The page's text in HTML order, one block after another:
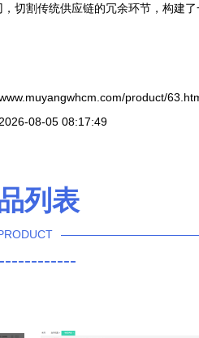
切割传统供应链的冗余环节，构建
product/
08-05 08:17:49
列表